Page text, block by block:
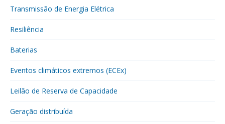
Transmissão de Energia Elétrica
Resiliência
Baterias
Eventos climáticos extremos (ECEx)
Leilão de Reserva de Capacidade
Geração distribuída